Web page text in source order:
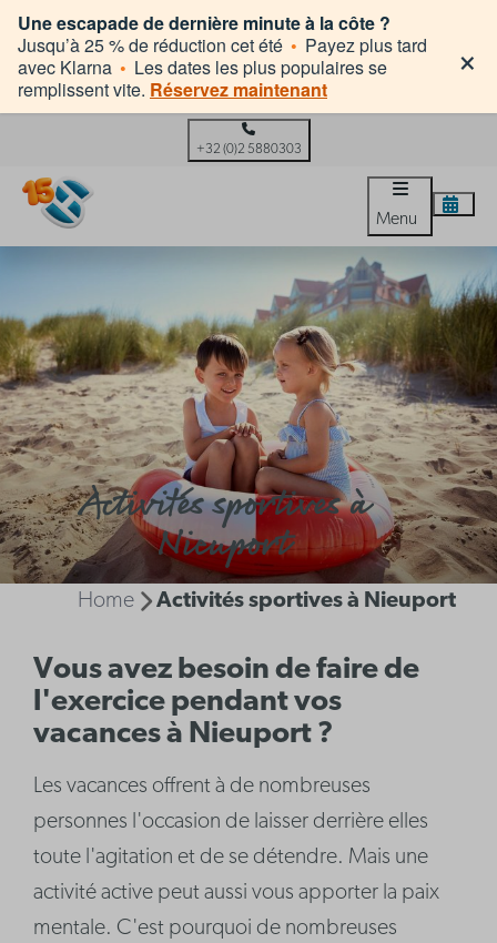
Une escapade de dernière minute à la côte ?
Jusqu’à 25 % de réduction cet été • Payez plus tard
avec Klarna • Les dates les plus populaires se
remplissent vite. Réservez maintenant
×
+32 (0)2 5880303
Menu
Activités sportives à
Nieuport
Home Activités sportives à Nieuport
Vous avez besoin de faire de
l'exercice pendant vos
vacances à Nieuport ?
Les vacances offrent à de nombreuses
personnes l'occasion de laisser derrière elles
toute l'agitation et de se détendre. Mais une
activité active peut aussi vous apporter la paix
mentale. C'est pourquoi de nombreuses